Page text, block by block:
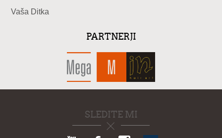
Vaša Ditka
PARTNERJI
SLEDITE MI